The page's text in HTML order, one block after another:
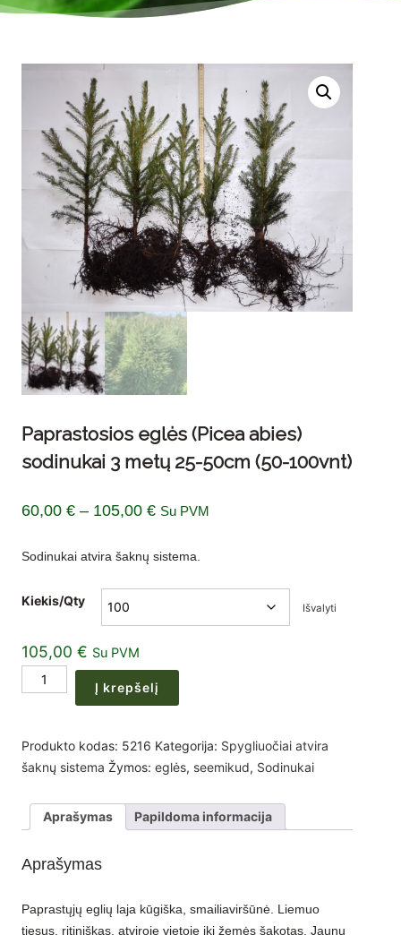
Paprastosios eglės (Picea abies)
sodinukai 3 metų 25-50cm (50-100vnt)
60,00 € – 105,00 €Price
60,00 €
through
Su PVM
Sodinukai atvira šaknų sistema.
Kiekis/Qty Išvalyti
105,00 € Su PVM
produkto
kiekis:
eglės
(Picea
sodinukai
25-
(50-
Į krepšelį
Produkto kodas: 5216 Kategorija: Spygliuočiai atvira
šaknų sistema Žymos: eglės, seemikud, Sodinukai
Aprašymas Papildoma informacija
Aprašymas
Paprastųjų eglių laja kūgiška, smailiaviršūnė. Liemuo
tiesus, ritiniškas, atviroje vietoje iki žemės šakotas. Jaunų